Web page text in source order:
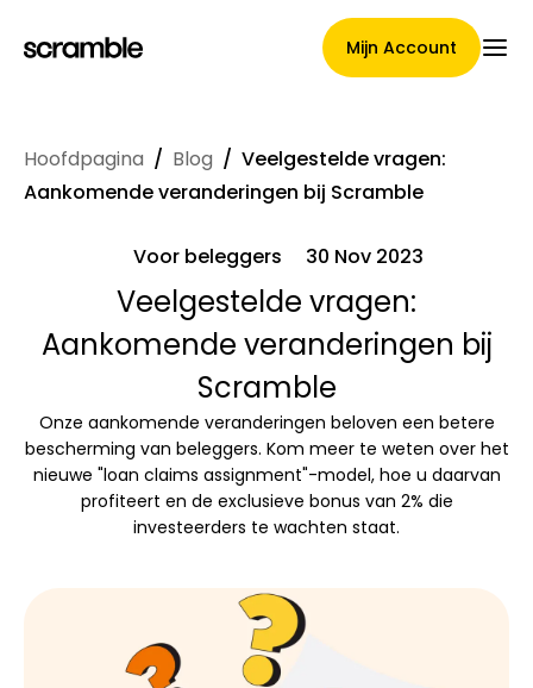
Mijn Account
Hoofdpagina
Voorwaarden voor
claimtoewijzing
Merken Galerij
Rekenmachines
Hoofdpagina / Blog / Veelgestelde vragen:
Aankomende veranderingen bij Scramble
Voor beleggers 30 Nov 2023
Veelgestelde vragen:
Aankomende veranderingen bij
Scramble
Onze aankomende veranderingen beloven een betere
bescherming van beleggers. Kom meer te weten over het
nieuwe "loan claims assignment"-model, hoe u daarvan
profiteert en de exclusieve bonus van 2% die
investeerders te wachten staat.